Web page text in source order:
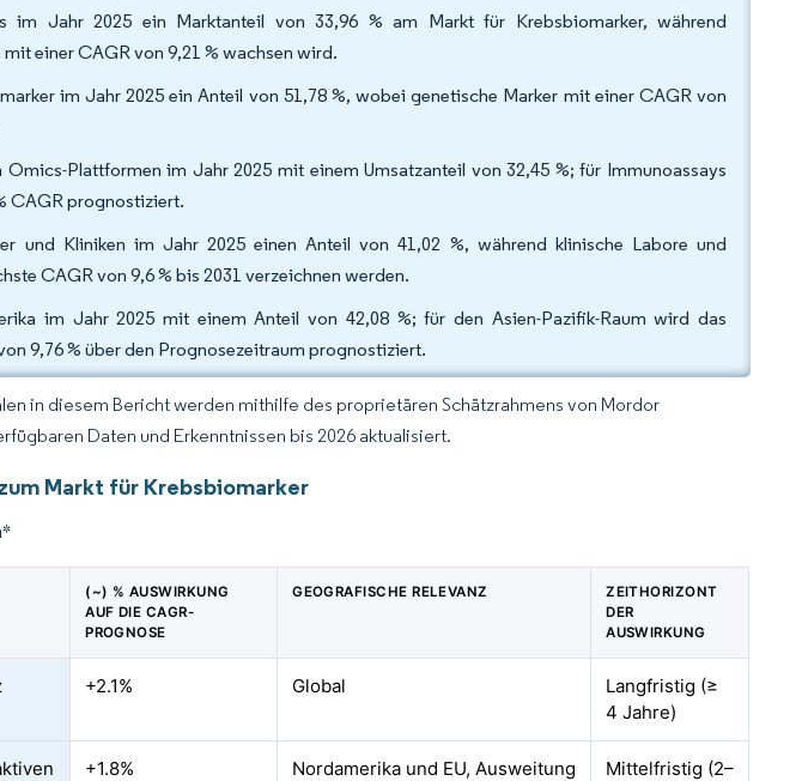
im Jahr 2025 ein Marktanteil von 33,96 % am Markt für Krebsbiomarker, während
einer CAGR von 9,21 % wachsen wird.
im Jahr 2025 ein Anteil von 51,78 %, wobei genetische Marker mit einer CAGR von
Plattformen im Jahr 2025 mit einem Umsatzanteil von 32,45 %; für Immunoassays
CAGR prognostiziert.
und Kliniken im Jahr 2025 einen Anteil von 41,02 %, während klinische Labore und
CAGR von 9,6 % bis 2031 verzeichnen werden.
im Jahr 2025 mit einem Anteil von 42,08 %; für den Asien-Pazifik-Raum wird das
9,76 % über den Prognosezeitraum prognostiziert.
in diesem Bericht werden mithilfe des proprietären Schätzrahmens von Mordor
Daten und Erkenntnissen bis 2026 aktualisiert.
Markt für Krebsbiomarker
*
(~) % AUSWIRKUNG
AUF DIE CAGR-
PROGNOSE
GEOGRAFISCHE RELEVANZ
ZEITHORIZONT
DER
AUSWIRKUNG
+2.1% Global
Langfristig (≥
4 Jahre)
+1.8%
Nordamerika und EU, Ausweitung
Mittelfristig (2–